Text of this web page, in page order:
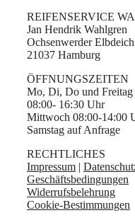
REIFENSERVICE
Jan Hendrik Wahlgren
Ochsenwerder
21037 Hamburg
ÖFFNUNGSZEITEN
Mo, Di, Do und Freitag
08:00- 16:30 Uhr
Mittwoch 08:00-14:00
Samstag auf Anfrage
RECHTLICHES
Impressum |
Geschäftsbedingungen
Widerrufsbelehrung
Cookie-Bestimmungen